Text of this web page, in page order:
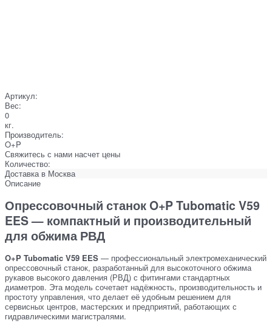
Артикул:
Вес:
0
кг.
Производитель:
O+P
Свяжитесь с нами насчет цены
Количество:
Доставка в Москва
Описание
Опрессовочный станок O+P Tubomatic V59
EES — компактный и производительный
для обжима РВД
O+P Tubomatic V59 EES — профессиональный электромеханический
опрессовочный станок, разработанный для высокоточного обжима
рукавов высокого давления (РВД) с фитингами стандартных
диаметров. Эта модель сочетает надёжность, производительность и
простоту управления, что делает её удобным решением для
сервисных центров, мастерских и предприятий, работающих с
гидравлическими магистралями.